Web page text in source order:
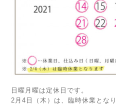
日曜月曜は定休日です。
2月4日（木）は、臨時休業となり